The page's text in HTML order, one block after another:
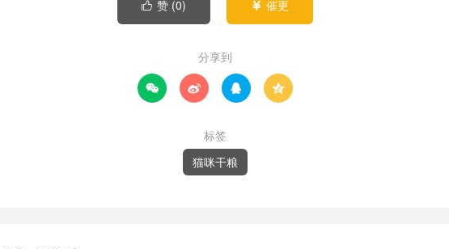
 赞 (0)  催更
分享到
   
标签
猫咪干粮